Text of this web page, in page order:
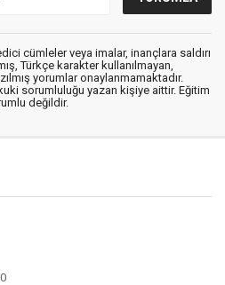
cümleler veya imalar, inançlara saldırı
Türkçe karakter kullanılmayan,
yorumlar onaylanmamaktadır.
sorumluluğu yazan kişiye aittir. Eğitim
değildir.